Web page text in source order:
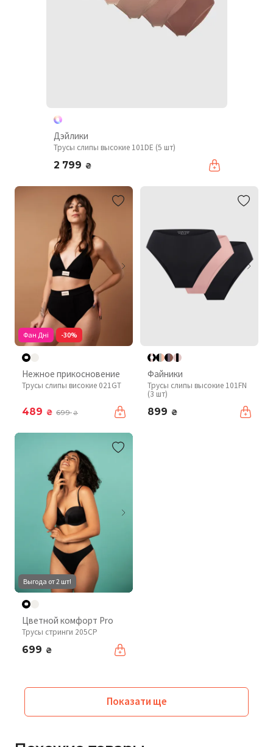
Дэйлики
Трусы слипы высокие 101DE (5 шт)
2 799 ₴
Фан Дні -30%
Нежное прикосновение
Трусы слипы високие 021GT
489 ₴ 699₴
Файники
Трусы слипы высокие 101FN
(3 шт)
899 ₴
Выгода от 2 шт!
Цветной комфорт Pro
Трусы стринги 205CP
699 ₴
Показати ще